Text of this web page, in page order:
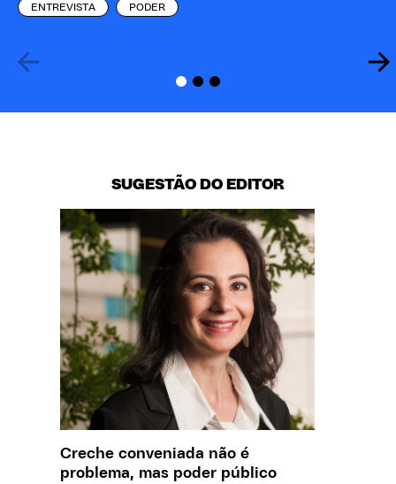
ENTREVISTA PODER
SUGESTÃO DO EDITOR
Creche conveniada não é
problema, mas poder público